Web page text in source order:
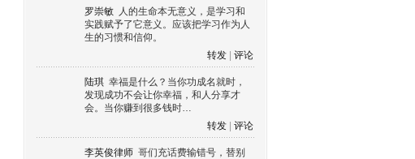
罗崇敏 人的生命本无意义，是学习和
实践赋予了它意义。应该把学习作为人
生的习惯和信仰。
转发
评论
陆琪 幸福是什么？当你功成名就时，
发现成功不会让你幸福，和人分享才
会。当你赚到很多钱时…
转发
评论
李英俊律师 哥们充话费输错号，替别